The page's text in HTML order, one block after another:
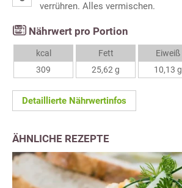
verrühren. Alles vermischen.
Nährwert pro Portion
kcal
309
Fett
25,62 g
Eiweiß
10,13 g
Detaillierte Nährwertinfos
ÄHNLICHE REZEPTE